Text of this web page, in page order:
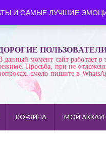
И САМЫЕ ЛУЧШИЕ
данный момент сайт работает в
Просьба, при не
смело пишите в
КОРЗИНА МОЙ